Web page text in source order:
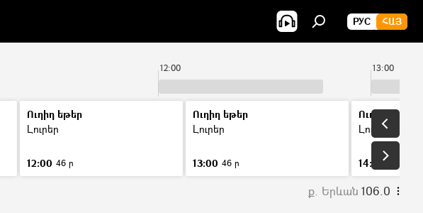
РУС ՀԱՅ
12:00 13:00
Ուղիղ եթեր
Լուրեր
12:00 46 ր
Ուղիղ եթեր
Լուրեր
13:00 46 ր
Ուղիղ եթեր
Լուրեր
14:00
ք. Երևան 106.0